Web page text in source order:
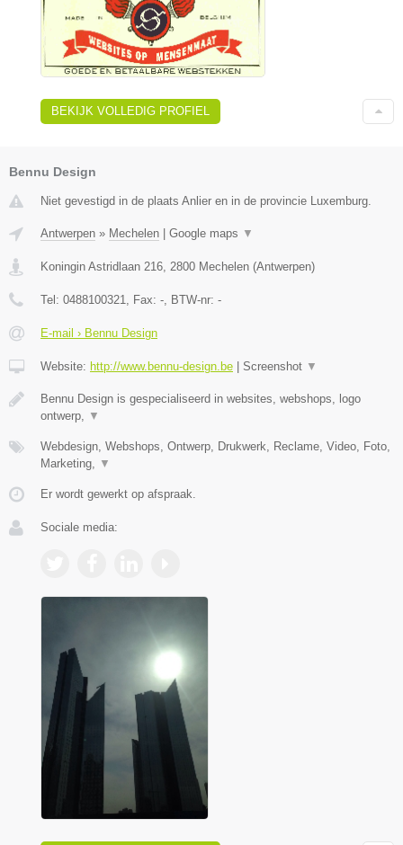
BEKIJK VOLLEDIG PROFIEL
Bennu Design
Niet gevestigd in de plaats Anlier en in de provincie Luxemburg.
Antwerpen » Mechelen | Google maps ▼
Koningin Astridlaan 216 2800 Mechelen (Antwerpen)
Tel: 0488100321 , Fax: - , BTW-nr: -
E-mail › Bennu Design
Website: http://www.bennu-design.be | Screenshot ▼
Bennu Design is gespecialiseerd in websites, webshops, logo
ontwerp,
▼
Webdesign, Webshops, Ontwerp, Drukwerk, Reclame, Video, Foto,
Marketing,
▼
Er wordt gewerkt op afspraak.
Sociale media: